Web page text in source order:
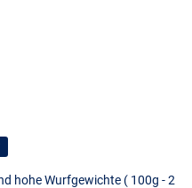
hohe Wurfgewichte ( 100g - 2